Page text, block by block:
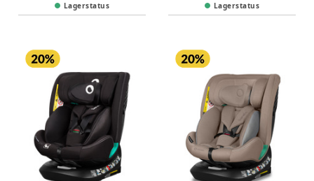
Lagerstatus Lagerstatus